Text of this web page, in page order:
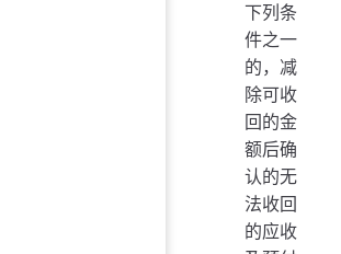
下列条
件之一
的，减
除可收
回的金
额后确
认的无
法收回
的应收